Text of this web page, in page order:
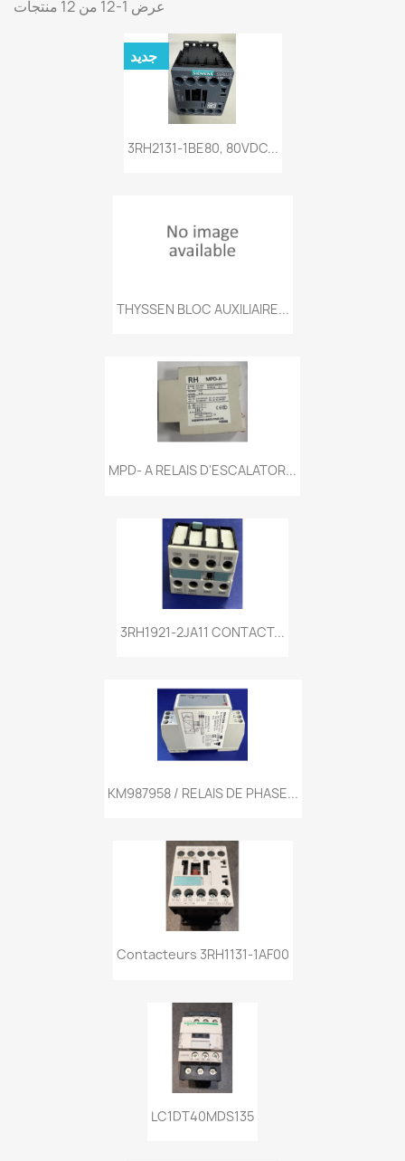
عرض 1-12 من 12 منتجات
3RH2131-1BE80, 80VDC...
جديد
THYSSEN BLOC AUXILIAIRE...
MPD- A RELAIS D'ESCALATOR...
3RH1921-2JA11 CONTACT...
KM987958 / RELAIS DE PHASE...
Contacteurs 3RH1131-1AF00
LC1DT40MDS135